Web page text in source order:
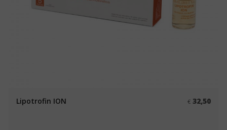
Lipotrofin ION € 32,50